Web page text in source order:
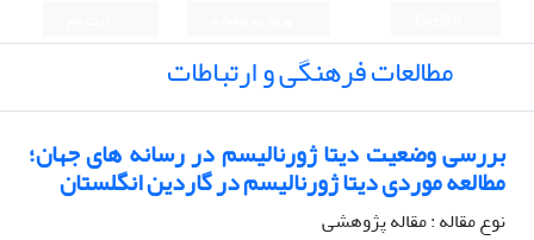
مطالعات فرهنگی و ارتباطات
بررسی وضعیت دیتا ژورنالیسم در رسانه های جهان؛
مطالعه موردی دیتا ژورنالیسم در گاردین انگلستان
نوع مقاله : مقاله پژوهشی